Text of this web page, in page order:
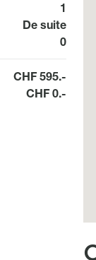
1
Disponibilité
De suite
Bien n°
0
CHF 595.-
CHF 0.-